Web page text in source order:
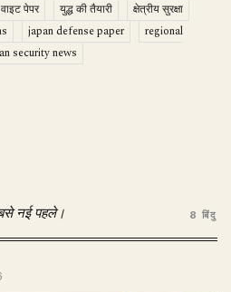
पेपर युद्ध की तैयारी
क्षेत्रीय सुरक्षा
japan defense paper
regional
security news
नई पहले। 8 बिंदु